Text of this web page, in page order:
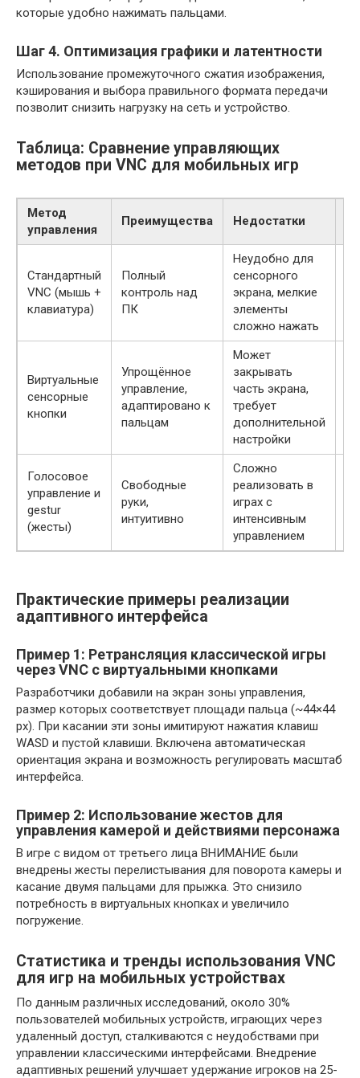
которые удобно нажимать пальцами.
Шаг 4. Оптимизация графики и латентности
Использование промежуточного сжатия изображения,
кэширования и выбора правильного формата передачи
позволит снизить нагрузку на сеть и устройство.
Таблица: Сравнение управляющих
методов при VNC для мобильных игр
Метод
управления
Преимущества Недостатки
Стандартный
VNC (мышь +
клавиатура)
Полный
контроль над
ПК
Неудобно для
сенсорного
экрана, мелкие
элементы
сложно нажать
Виртуальные
сенсорные
кнопки
Упрощённое
управление,
адаптировано к
пальцам
Может
закрывать
часть экрана,
требует
дополнительной
настройки
Голосовое
управление и
gestur
(жесты)
Свободные
руки,
интуитивно
Сложно
реализовать в
играх с
интенсивным
управлением
Практические примеры реализации
адаптивного интерфейса
Пример 1: Ретрансляция классической игры
через VNC с виртуальными кнопками
Разработчики добавили на экран зоны управления,
размер которых соответствует площади пальца (~44×44
px). При касании эти зоны имитируют нажатия клавиш
WASD и пустой клавиши. Включена автоматическая
ориентация экрана и возможность регулировать масштаб
интерфейса.
Пример 2: Использование жестов для
управления камерой и действиями персонажа
В игре с видом от третьего лица ВНИМАНИЕ были
внедрены жесты перелистывания для поворота камеры и
касание двумя пальцами для прыжка. Это снизило
потребность в виртуальных кнопках и увеличило
погружение.
Статистика и тренды использования VNC
для игр на мобильных устройствах
По данным различных исследований, около 30%
пользователей мобильных устройств, играющих через
удаленный доступ, сталкиваются с неудобствами при
управлении классическими интерфейсами. Внедрение
адаптивных решений улучшает удержание игроков на 25-